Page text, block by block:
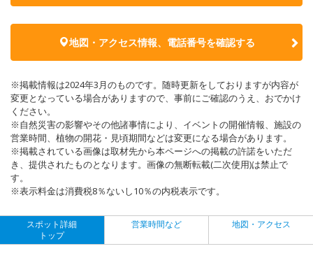
地図・アクセス情報、電話番号を確認する
※掲載情報は2024年3月のものです。随時更新をしておりますが内容が
変更となっている場合がありますので、事前にご確認のうえ、おでかけ
ください。
※自然災害の影響やその他諸事情により、イベントの開催情報、施設の
営業時間、植物の開花・見頃期間などは変更になる場合があります。
※掲載されている画像は取材先から本ページへの掲載の許諾をいただ
き、提供されたものとなります。画像の無断転載(二次使用)は禁止で
す。
※表示料金は消費税8％ないし10％の内税表示です。
スポット詳細
トップ
営業時間など 地図・アクセス